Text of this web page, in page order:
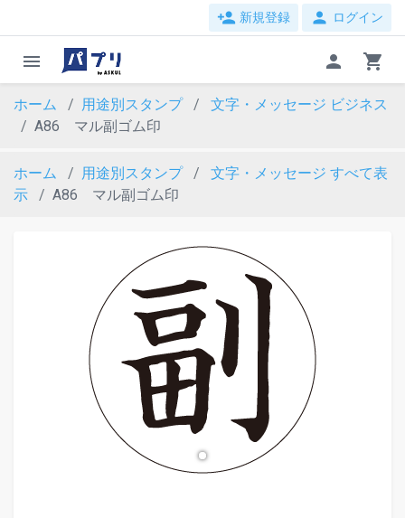
person_add 新規登録 person ログイン
menu person shopping_cart
ホーム 用途別スタンプ 文字・メッセージ ビジネス
A86 マル副ゴム印
ホーム 用途別スタンプ 文字・メッセージ すべて表
示
A86 マル副ゴム印